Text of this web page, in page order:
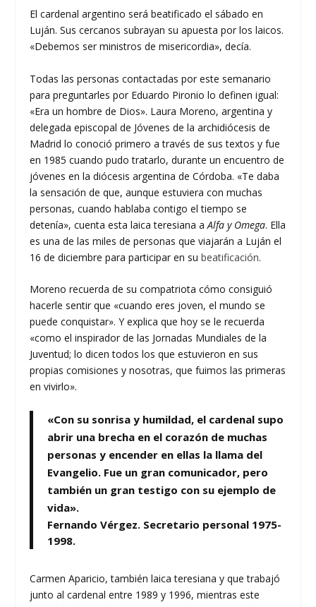
El cardenal argentino será beatificado el sábado en
Luján. Sus cercanos subrayan su apuesta por los laicos.
«Debemos ser ministros de misericordia», decía.
Todas las personas contactadas por este semanario
para preguntarles por Eduardo Pironio lo definen igual:
«Era un hombre de Dios». Laura Moreno, argentina y
delegada episcopal de Jóvenes de la archidiócesis de
Madrid lo conoció primero a través de sus textos y fue
en 1985 cuando pudo tratarlo, durante un encuentro de
jóvenes en la diócesis argentina de Córdoba. «Te daba
la sensación de que, aunque estuviera con muchas
personas, cuando hablaba contigo el tiempo se
detenía», cuenta esta laica teresiana a Alfa y Omega. Ella
es una de las miles de personas que viajarán a Luján el
16 de diciembre para participar en subeatificación.
Moreno recuerda de su compatriota cómo consiguió
hacerle sentir que «cuando eres joven, el mundo se
puede conquistar». Y explica que hoy se le recuerda
«como el inspirador de las Jornadas Mundiales de la
Juventud; lo dicen todos los que estuvieron en sus
propias comisiones y nosotras, que fuimos las primeras
en vivirlo».
«Con su sonrisa y humildad, el cardenal supo
abrir una brecha en el corazón de muchas
personas y encender en ellas la llama del
Evangelio. Fue un gran comunicador, pero
también un gran testigo con su ejemplo de
vida».
Fernando Vérgez. Secretario personal 1975-
1998.
Carmen Aparicio, también laica teresiana y que trabajó
junto al cardenal entre 1989 y 1996, mientras este